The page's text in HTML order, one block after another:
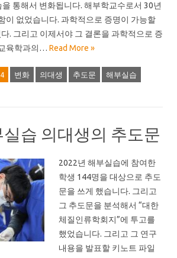
통해서 변화됩니다. 해부학교수로서 30년
이 없었습니다. 과학적으로 증명이 가능할
. 그리고 이제서야 그 결론을 과학적으로 증
육학과의… Read More »
변화 의대생 추도문 해부실습
습 의대생의 추도문
2022년 해부실습에 참여한
학생 144명을 대상으로 추도
문을 쓰게 했습니다. 그리고
그 추도문을 분석해서 “대한
체질인류학회지”에 투고를
했었습니다. 그리고 그 연구
내용을 발표할 키노트 파일